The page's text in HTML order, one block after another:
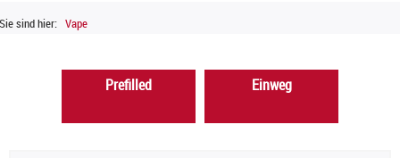
Sie sind hier: Vape
Prefilled Einweg